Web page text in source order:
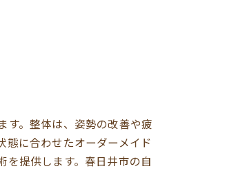
す。整体は、姿勢の改善や疲
態に合わせたオーダーメイド
を提供します。春日井市の自